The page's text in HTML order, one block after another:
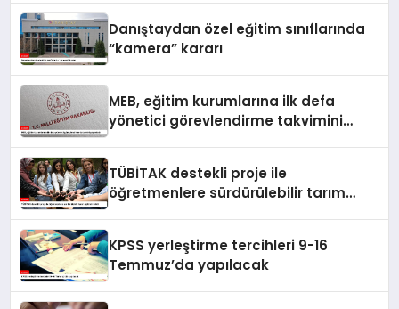
Danıştaydan özel eğitim sınıflarında
“kamera” kararı
MEB, eğitim kurumlarına ilk defa
yönetici görevlendirme takvimini
TÜBİTAK destekli proje ile
öğretmenlere sürdürülebilir tarım
KPSS yerleştirme tercihleri 9-16
Temmuz’da yapılacak